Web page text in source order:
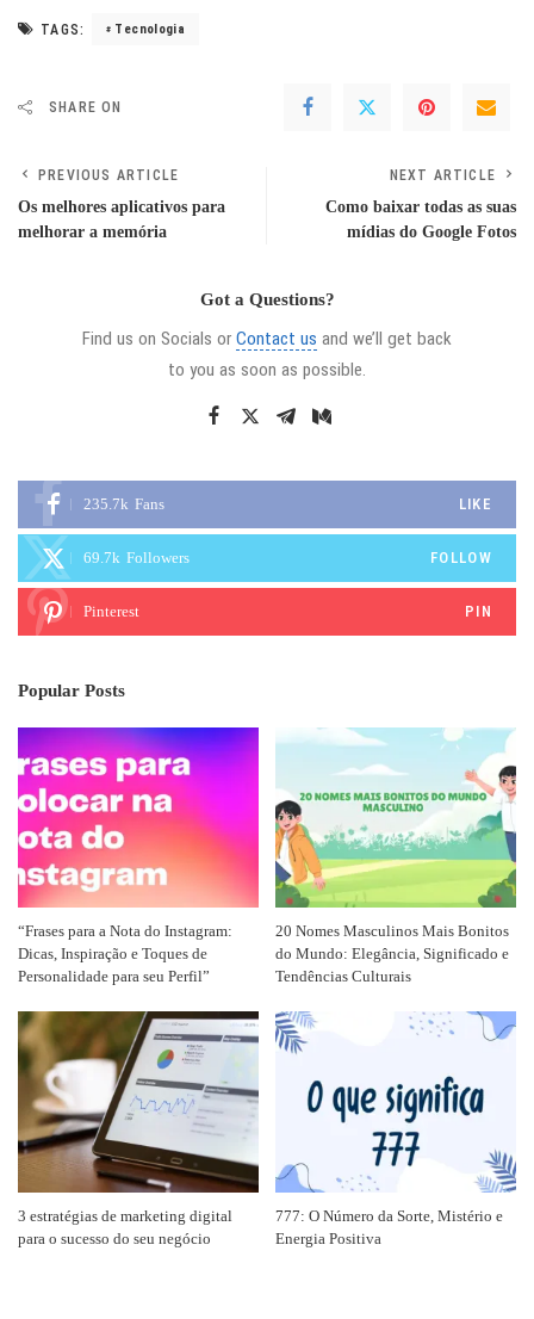
TAGS: Tecnologia
SHARE ON
PREVIOUS ARTICLE
Os melhores aplicativos para
melhorar a memória
NEXT ARTICLE
Como baixar todas as suas
mídias do Google Fotos
Got a Questions?
Find us on Socials or Contact us and we’ll get back
to you as soon as possible.
235.7k Fans LIKE
69.7k Followers FOLLOW
Pinterest PIN
Popular Posts
“Frases para a Nota do Instagram:
Dicas, Inspiração e Toques de
Personalidade para seu Perfil”
20 Nomes Masculinos Mais Bonitos
do Mundo: Elegância, Significado e
Tendências Culturais
3 estratégias de marketing digital
para o sucesso do seu negócio
777: O Número da Sorte, Mistério e
Energia Positiva